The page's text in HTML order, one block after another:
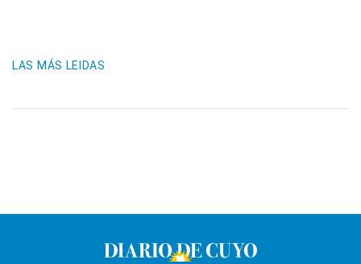
LAS MÁS LEIDAS